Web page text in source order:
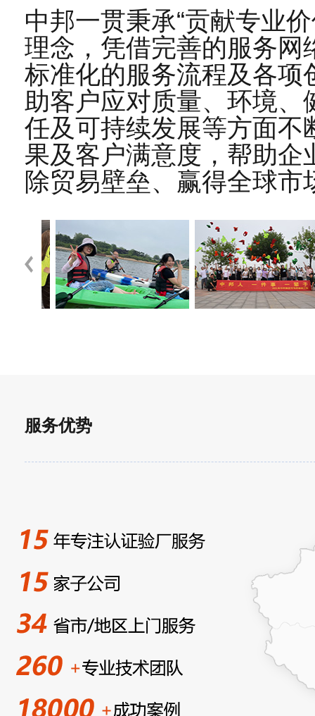
02
2021-04
恭贺南京XXX货架制造有限公司2021年4月
07
2021-01
恭贺昌邑市XX纺织有限公司2021年1月顺利
28
2020-12
恭贺宁波港XX物流货柜有限公司2020年12
2020-08
29
2019-12
恭贺潍坊XX塑胶科技有限公司2019年12月
2017-04
中邦一贯秉承“贡献专业
理念，凭借完善的服务网
标准化的服务流程及各项
助客户应对质量、环境、
任及可持续发展等方面不
果及客户满意度，帮助
除贸易壁垒、赢得全球市
服务优势